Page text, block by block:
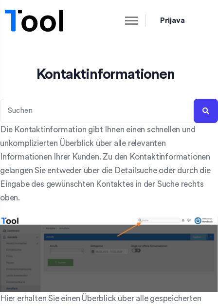
Prijava
Kontaktinformationen
Die Kontaktinformation gibt Ihnen einen schnellen und
unkomplizierten Überblick über alle relevanten
Informationen Ihrer Kunden. Zu den Kontaktinformationen
gelangen Sie entweder über die Detailsuche oder durch die
Eingabe des gewünschten Kontaktes in der Suche rechts
oben.
Hier erhalten Sie einen Überblick über alle gespeicherten